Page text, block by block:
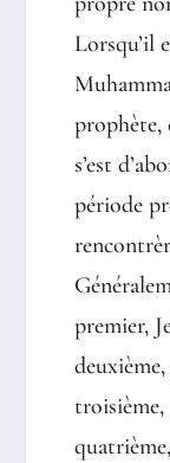
Lorsqu’il
prophète,
s’est
période
premier,